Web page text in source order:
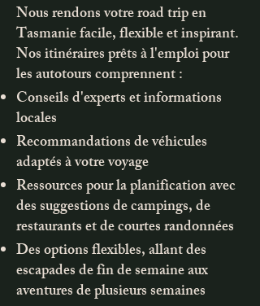
Nous rendons votre road trip en
Tasmanie facile, flexible et inspirant.
Nos itinéraires prêts à l'emploi pour
les autotours comprennent :
Conseils d'experts et informations
locales
Recommandations de véhicules
adaptés à votre voyage
Ressources pour la planification avec
des suggestions de campings, de
restaurants et de courtes randonnées
Des options flexibles, allant des
escapades de fin de semaine aux
aventures de plusieurs semaines